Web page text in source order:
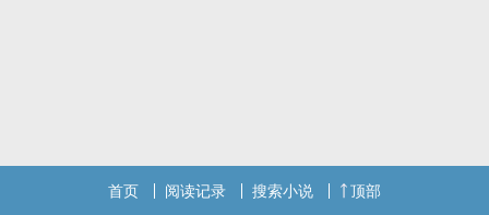
首页 阅读记录 搜索小说 顶部